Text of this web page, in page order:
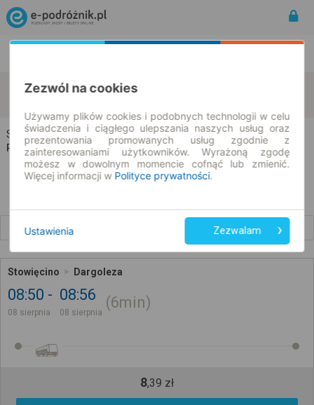
Stowięcino Dargoleza
Stowięcino → Dargoleza
Rozkład jazdy i bilety
Stowięcino Dargoleza
08:50
08 sierpnia
08:56
08 sierpnia
6min
8,39 zł
Zezwól na cookies
Używamy plików cookies i podobnych technologii w celu
świadczenia i ciągłego ulepszania naszych usług oraz
prezentowania promowanych usług zgodnie z
zainteresowaniami użytkowników. Wyrażoną zgodę
możesz w dowolnym momencie cofnąć lub zmienić.
Więcej informacji w Polityce prywatności.
Ustawienia Zezwalam